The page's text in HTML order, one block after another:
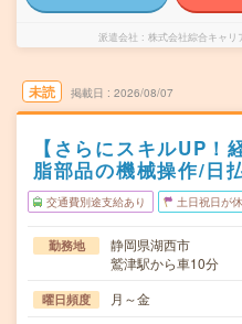
派遣会社 株式会社綜合キャリ
未読 掲載日 2026/08/07
【さらにスキルUP！
脂部品の機械操作/日
交通費別途支給あり 土日祝日が
勤務地
静岡県湖西市
鷲津駅から車10分
曜日頻度 月～金